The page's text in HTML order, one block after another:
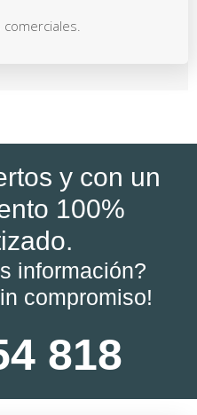
y con un
100%
información?
compromiso!
818